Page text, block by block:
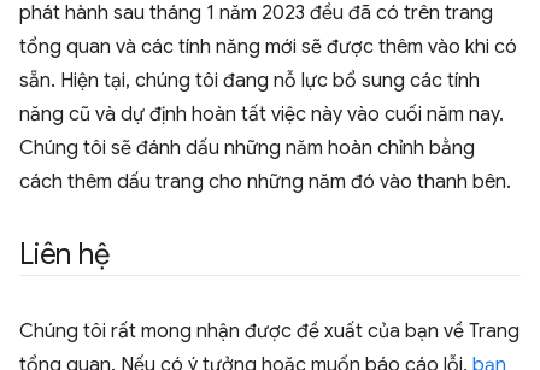
phát hành sau tháng 1 năm 2023 đều đã có trên trang
tổng quan và các tính năng mới sẽ được thêm vào khi có
sẵn. Hiện tại, chúng tôi đang nỗ lực bổ sung các tính
năng cũ và dự định hoàn tất việc này vào cuối năm nay.
Chúng tôi sẽ đánh dấu những năm hoàn chỉnh bằng
cách thêm dấu trang cho những năm đó vào thanh bên.
Liên hệ
Chúng tôi rất mong nhận được đề xuất của bạn về Trang